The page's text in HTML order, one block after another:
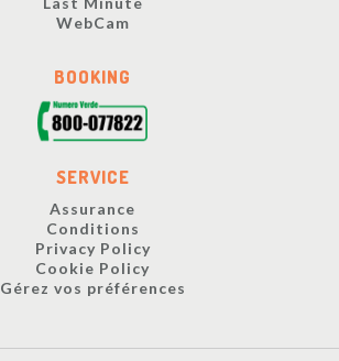
WebCam
BOOKING
SERVICE
Assurance
Conditions
Privacy Policy
Cookie Policy
Gérez vos préférences